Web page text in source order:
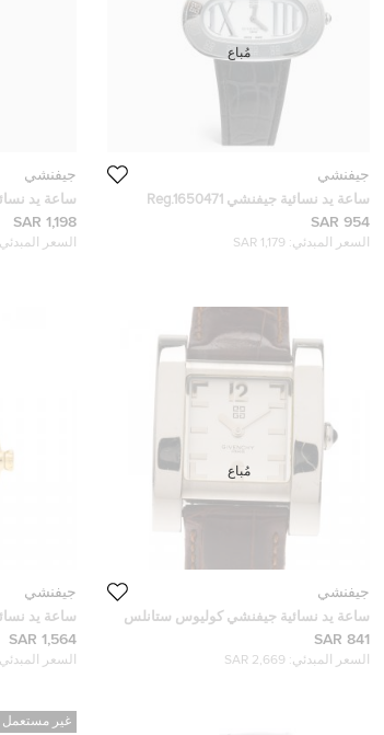
جيفنشي
ساعة يد نسائية جيفنشي Reg.1650471
ستانلس ستيل جلد بيضاء 44 مم
954 SAR
السعر المبدئي: 1,179 SAR
مُباع
جيفنشي
ستانلس
27مم
1,198 SAR
السعر
جيفنشي
ساعة يد نسائية جيفنشي كوليوس ستانلس
ستيل فضية 29مم
841 SAR
السعر المبدئي: 2,669 SAR
مُباع
جيفنشي
ذهبي ستانلس
1,564 SAR
السعر
غير مستعمل